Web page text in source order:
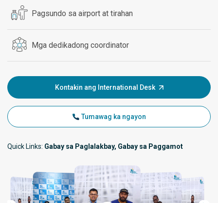
Pagsundo sa airport at tirahan
Mga dedikadong coordinator
Kontakin ang International Desk
Tumawag ka ngayon
Quick Links: Gabay sa Paglalakbay, Gabay sa Paggamot